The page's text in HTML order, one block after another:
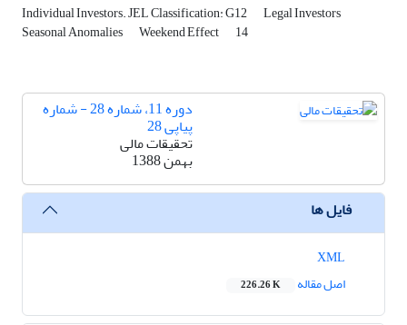
Individual Investors. JEL Classification: G12 Legal Investors
Seasonal Anomalies Weekend Effect 14
دوره 11، شماره 28 - شماره
پیاپی 28
تحقیقات مالی
بهمن 1388
فایل ها
اصل مقاله
226.26 K